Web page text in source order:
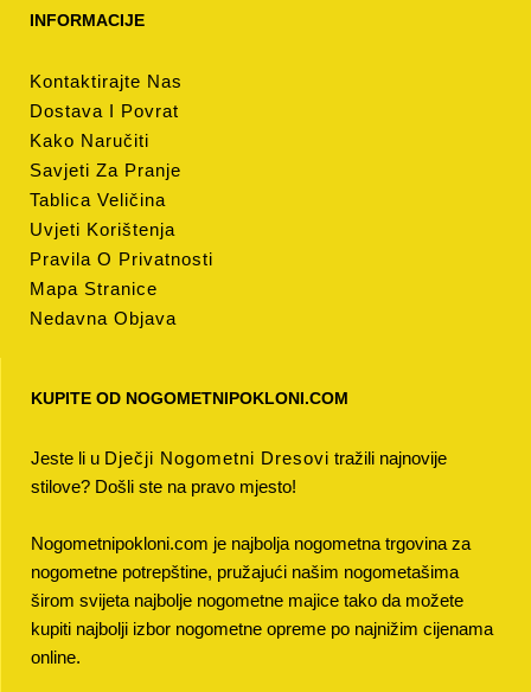
INFORMACIJE
Kontaktirajte Nas
Dostava I Povrat
Kako Naručiti
Savjeti Za Pranje
Tablica Veličina
Uvjeti Korištenja
Pravila O Privatnosti
Mapa Stranice
Nedavna Objava
KUPITE OD NOGOMETNIPOKLONI.COM
Jeste li u Dječji Nogometni Dresovi tražili najnovije
stilove? Došli ste na pravo mjesto!
Nogometnipokloni.com je najbolja nogometna trgovina za
nogometne potrepštine, pružajući našim nogometašima
širom svijeta najbolje nogometne majice tako da možete
kupiti najbolji izbor nogometne opreme po najnižim cijenama
online.